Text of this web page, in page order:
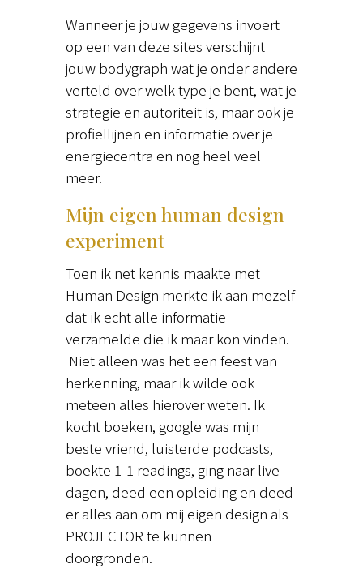
Wanneer je jouw gegevens invoert
op een van deze sites verschijnt
jouw bodygraph wat je onder andere
verteld over welk type je bent, wat je
strategie en autoriteit is, maar ook je
profiellijnen en informatie over je
energiecentra en nog heel veel
meer.
Mijn eigen human design
experiment
Toen ik net kennis maakte met
Human Design merkte ik aan mezelf
dat ik echt alle informatie
verzamelde die ik maar kon vinden.
Niet alleen was het een feest van
herkenning, maar ik wilde ook
meteen alles hierover weten. Ik
kocht boeken, google was mijn
beste vriend, luisterde podcasts,
boekte 1-1 readings, ging naar live
dagen, deed een opleiding en deed
er alles aan om mij eigen design als
PROJECTOR te kunnen
doorgronden.